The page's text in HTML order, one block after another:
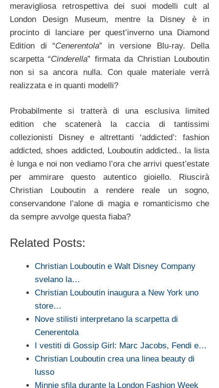
meravigliosa retrospettiva dei suoi modelli cult al
London Design Museum, mentre la Disney è in
procinto di lanciare per quest’inverno una Diamond
Edition di “Cenerentola” in versione Blu-ray. Della
scarpetta “Cinderella” firmata da Christian Louboutin
non si sa ancora nulla. Con quale materiale verrà
realizzata e in quanti modelli?
Probabilmente si tratterà di una esclusiva limited
edition che scatenerà la caccia di tantissimi
collezionisti Disney e altrettanti ‘addicted’: fashion
addicted, shoes addicted, Louboutin addicted.. la lista
è lunga e noi non vediamo l’ora che arrivi quest’estate
per ammirare questo autentico gioiello. Riuscirà
Christian Louboutin a rendere reale un sogno,
conservandone l’alone di magia e romanticismo che
da sempre avvolge questa fiaba?
Related Posts:
Christian Louboutin e Walt Disney Company
svelano la…
Christian Louboutin inaugura a New York uno
store…
Nove stilisti interpretano la scarpetta di
Cenerentola
I vestiti di Gossip Girl: Marc Jacobs, Fendi e…
Christian Louboutin crea una linea beauty di
lusso
Minnie sfila durante la London Fashion Week